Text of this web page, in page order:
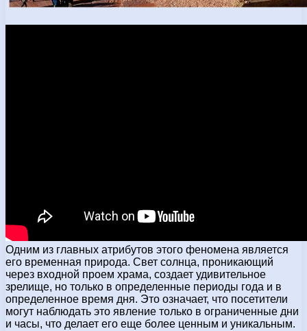
Одним из главных атрибутов этого феномена является
его временная природа. Свет солнца, проникающий
через входной проем храма, создает удивительное
зрелище, но только в определенные периоды года и в
определенное время дня. Это означает, что посетители
могут наблюдать это явление только в ограниченные дни
и часы, что делает его еще более ценным и уникальным.